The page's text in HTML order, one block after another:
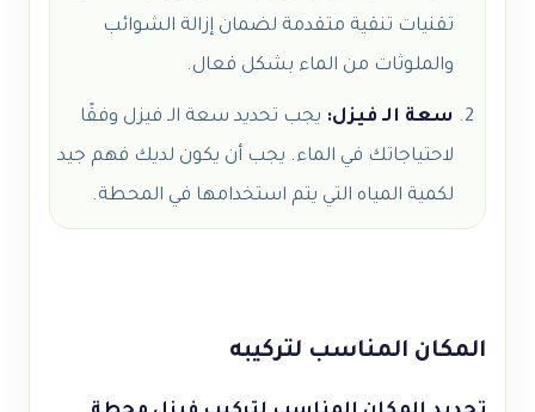
تقنيات تنقية متقدمة لضمان إزالة الشوائب
والملوثات من الماء بشكل فعال.
سعة الـ فيزل: يجب تحديد سعة الـ فيزل وفقًا
لاحتياجاتك في الماء. يجب أن يكون لديك فهم جيد
لكمية المياه التي يتم استخدامها في المحطة.
المكان المناسب لتركيبه